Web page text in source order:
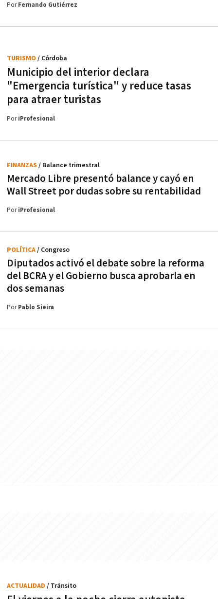
PorFernando Gutiérrez
Municipio del interior declara
"Emergencia turística" y reduce tasas
para atraer turistas
TURISMO / Córdoba
PoriProfesional
Mercado Libre presentó balance y cayó en
Wall Street por dudas sobre su rentabilidad
FINANZAS / Balance trimestral
PoriProfesional
Diputados activó el debate sobre la reforma
del BCRA y el Gobierno busca aprobarla en
dos semanas
POLÍTICA/ Congreso
PorPablo Sieira
ACTUALIDAD / Tránsito